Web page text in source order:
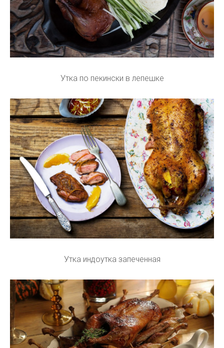
Утка по пекински в лепешке
Утка индоутка запеченная